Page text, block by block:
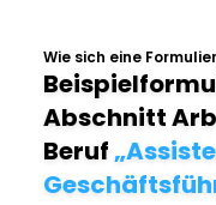
Wie sich eine
Abschnitt
Beruf